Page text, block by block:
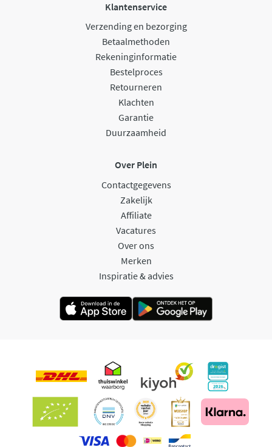
Klantenservice
Verzending en bezorging
Betaalmethoden
Rekeninginformatie
Bestelproces
Retourneren
Klachten
Garantie
Duurzaamheid
Over Plein
Contactgegevens
Zakelijk
Affiliate
Vacatures
Over ons
Merken
Inspiratie & advies